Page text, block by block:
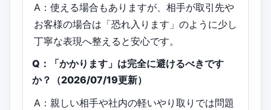
A：使える場合もありますが、相手が取引先や
お客様の場合は「恐れ入ります」のように少し
丁寧な表現へ整えると安心です。
Q：「かかります」は完全に避けるべきです
か？（2026/07/19更新）
A：親しい相手や社内の軽いやり取りでは問題